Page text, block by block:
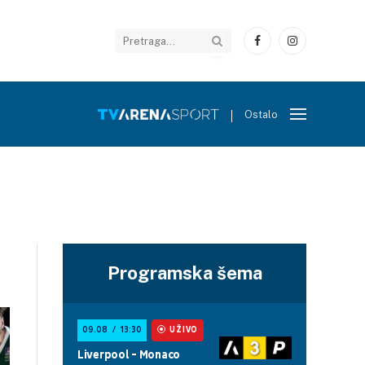
FacebookInstagram
Ostalo
Programska šema